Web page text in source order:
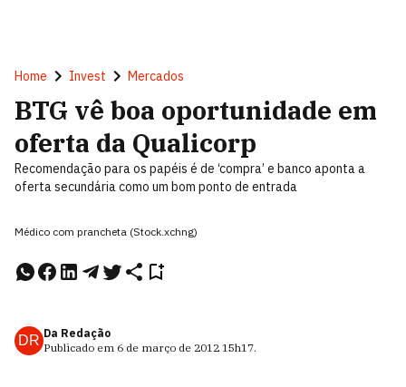
Home Invest Mercados
BTG vê boa oportunidade em
oferta da Qualicorp
Recomendação para os papéis é de ‘compra’ e banco aponta a
oferta secundária como um bom ponto de entrada
Médico com prancheta (Stock.xchng)
DR Da Redação
Publicado em 6 de março de 2012 15h17.